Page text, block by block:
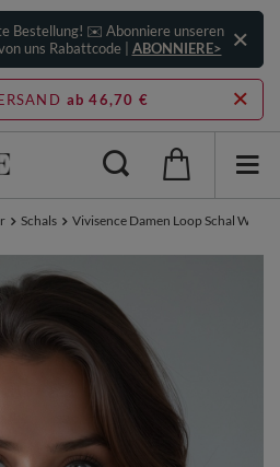
Bestellung! ✉️ Abonniere unseren
uns Rabattcode | ABONNIERE>
ab 46,70 €
Schals Vivisence Damen Loop Schal